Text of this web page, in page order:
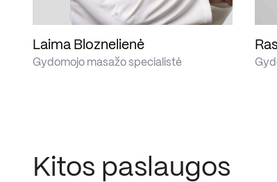
Laima Bloznelienė
Gydomojo masažo specialistė
Kitos paslaugos